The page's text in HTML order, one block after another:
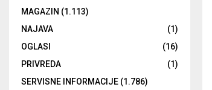
MAGAZIN (1.113)
NAJAVA
(1)
OGLASI
(16)
PRIVREDA
(1)
SERVISNE INFORMACIJE (1.786)